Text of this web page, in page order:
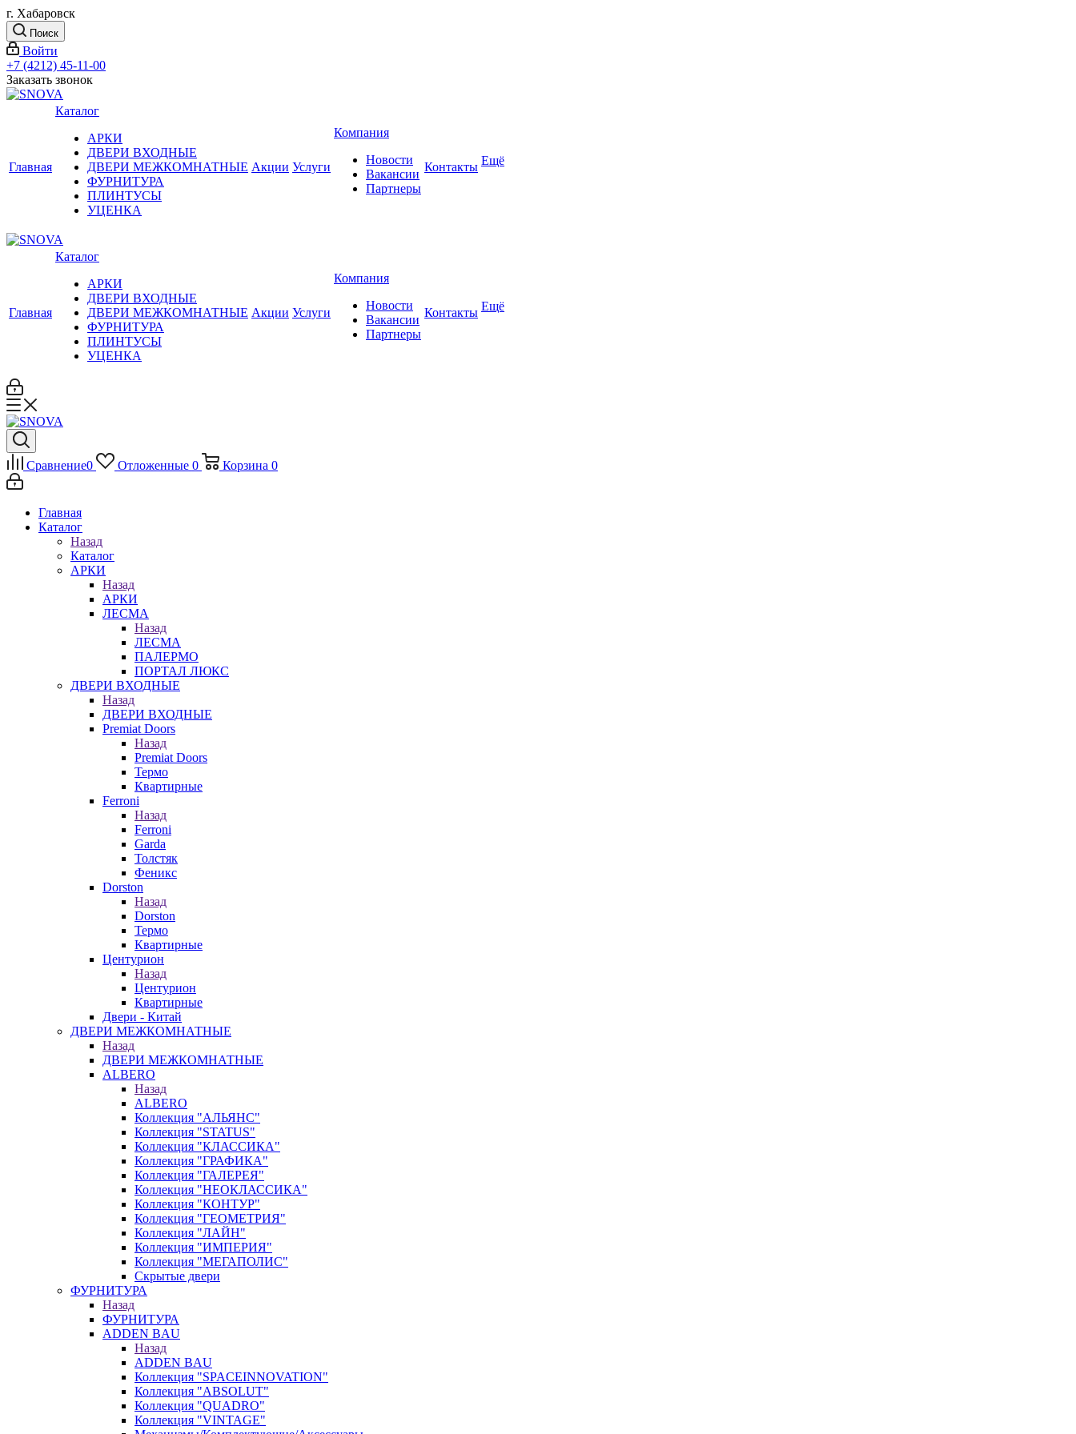
г. Хабаровск
Поиск
Войти
+7 (4212) 45-11-00
Заказать звонок
Главная
Каталог
АРКИ
ДВЕРИ ВХОДНЫЕ
ДВЕРИ МЕЖКОМНАТНЫЕ
ФУРНИТУРА
ПЛИНТУСЫ
УЦЕНКА
Акции Услуги
Компания
Новости
Вакансии
Партнеры
Контакты Ещё
Главная
Каталог
АРКИ
ДВЕРИ ВХОДНЫЕ
ДВЕРИ МЕЖКОМНАТНЫЕ
ФУРНИТУРА
ПЛИНТУСЫ
УЦЕНКА
Акции Услуги
Компания
Новости
Вакансии
Партнеры
Контакты Ещё
Сравнение0 Отложенные 0 Корзина 0
Главная
Каталог
Назад
Каталог
АРКИ
Назад
АРКИ
ЛЕСМА
Назад
ЛЕСМА
ПАЛЕРМО
ПОРТАЛ ЛЮКС
ДВЕРИ ВХОДНЫЕ
Назад
ДВЕРИ ВХОДНЫЕ
Premiat Doors
Назад
Premiat Doors
Термо
Квартирные
Ferroni
Назад
Ferroni
Garda
Толстяк
Феникс
Dorston
Назад
Dorston
Термо
Квартирные
Центурион
Назад
Центурион
Квартирные
Двери - Китай
ДВЕРИ МЕЖКОМНАТНЫЕ
Назад
ДВЕРИ МЕЖКОМНАТНЫЕ
ALBERO
Назад
ALBERO
Коллекция "АЛЬЯНС"
Коллекция "STATUS"
Коллекция "КЛАССИКА"
Коллекция "ГРАФИКА"
Коллекция "ГАЛЕРЕЯ"
Коллекция "НЕОКЛАССИКА"
Коллекция "КОНТУР"
Коллекция "ГЕОМЕТРИЯ"
Коллекция "ЛАЙН"
Коллекция "ИМПЕРИЯ"
Коллекция "МЕГАПОЛИС"
Скрытые двери
ФУРНИТУРА
Назад
ФУРНИТУРА
ADDEN BAU
Назад
ADDEN BAU
Коллекция "SPACEINNOVATION"
Коллекция "ABSOLUT"
Коллекция "QUADRO"
Коллекция "VINTAGE"